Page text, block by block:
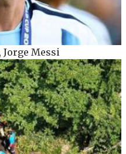
Messi